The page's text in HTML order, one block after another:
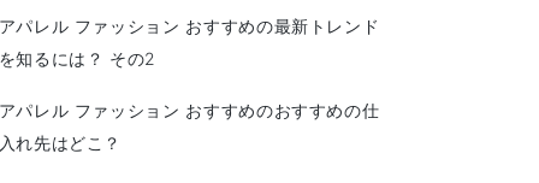
パレル ファッション おすすめの最新トレンド
知るには？ その2
パレル ファッション おすすめのおすすめの仕
れ先はどこ？